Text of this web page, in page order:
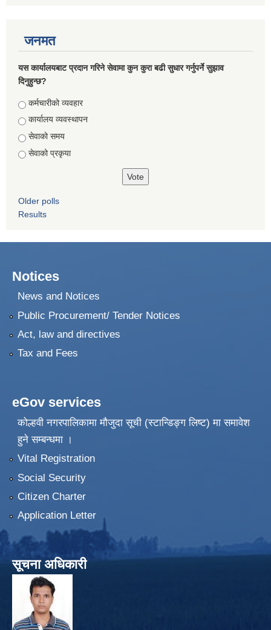
जनमत
यस कार्यालयबाट प्रदान गरिने सेवामा कुन कुरा बढी सुधार गर्नुपर्ने सुझाव
दिनुहुन्छ?
Choices
कर्मचारीको व्यवहार
कार्यालय व्यवस्थापन
सेवाको समय
सेवाको प्रकृया
Older polls
Results
Notices
News and Notices
Public Procurement/ Tender Notices
Act, law and directives
Tax and Fees
eGov services
कोल्हवी नगरपालिकामा मौजुदा सूची (स्टान्डिङ्ग लिष्ट) मा समावेश
हुने सम्बन्धमा ।
Vital Registration
Social Security
Citizen Charter
Application Letter
सूचना अधिकारी